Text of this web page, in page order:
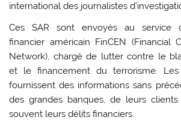
international des journalistes
Ces SAR sont envoyés au service
financier américain FinCEN (Financial
Network), chargé de lutter contre le
et le financement du terrorisme. Les
fournissent des informations sans
des grandes banques, de leurs
souvent leurs délits financiers.